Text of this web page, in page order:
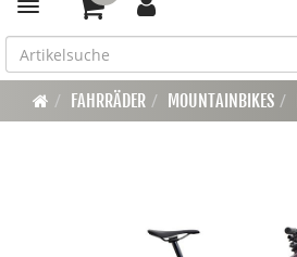
Toggle navigation
FAHRRÄDER MOUNTAINBIKES